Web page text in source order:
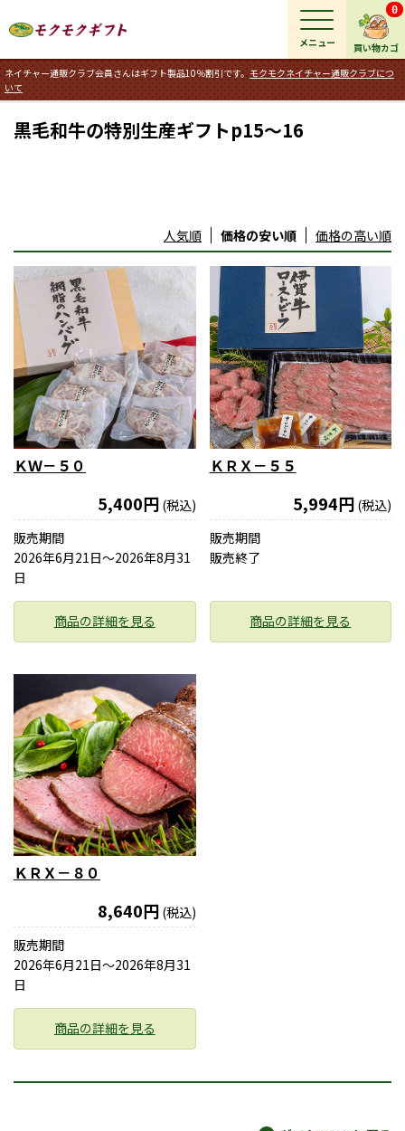
買い物カゴ
0
ネイチャー通販クラブ会員さんはギフト製品10％割引です。 モクモクネイチャー通販クラブにつ
いて
メニュー
黒毛和牛の特別生産ギフトp15～16
人気順 価格の安い順 価格の高い順
ＫＷ－５０
5,400円 (税込)
販売期間
2026年6月21日〜2026年8月31
日
商品の詳細を見る
ＫＲＸ－５５
5,994円 (税込)
販売期間
販売終了
商品の詳細を見る
ＫＲＸ－８０
8,640円 (税込)
販売期間
2026年6月21日〜2026年8月31
日
商品の詳細を見る